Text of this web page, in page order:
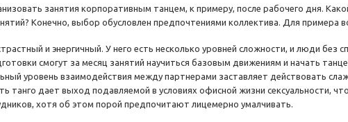
занятия корпоративным танцем, к примеру, после рабочего дня.
Конечно, выбор обусловлен предпочтениями коллектива. Для примера
и энергичный. У него есть несколько уровней сложности, и люди без
смогут за месяц занятий научиться базовым движениям и начать
уровень взаимодействия между партнерами заставляет действовать
танго дает выход подавляемой в условиях офисной жизни сексуальности,
хотя об этом порой предпочитают лицемерно умалчивать.